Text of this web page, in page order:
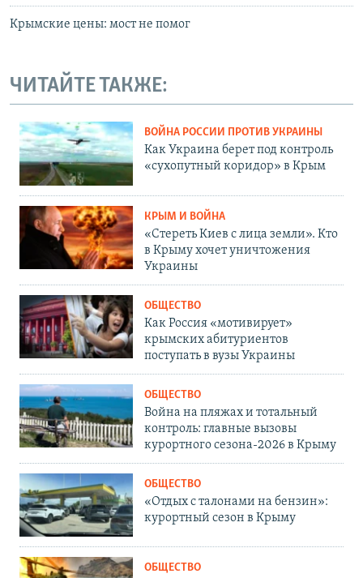
Крымские цены: мост не помог
ЧИТАЙТЕ ТАКЖЕ:
ВОЙНА РОССИИ ПРОТИВ УКРАИНЫ
Как Украина берет под контроль
«сухопутный коридор» в Крым
КРЫМ И ВОЙНА
«Стереть Киев с лица земли». Кто
в Крыму хочет уничтожения
Украины
ОБЩЕСТВО
Как Россия «мотивирует»
крымских абитуриентов
поступать в вузы Украины
ОБЩЕСТВО
Война на пляжах и тотальный
контроль: главные вызовы
курортного сезона-2026 в Крыму
ОБЩЕСТВО
«Отдых с талонами на бензин»:
курортный сезон в Крыму
ОБЩЕСТВО